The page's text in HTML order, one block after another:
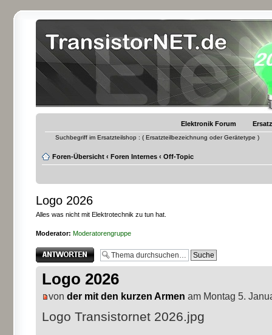
Elektronik Forum
Suchbegriff im Ersatzteilshop : ( Ersatzteilbezeichnung oder Gerätetype )
Foren-Übersicht ‹ Foren Internes ‹ Off-Topic
Logo 2026
Alles was nicht mit Elektrotechnik zu tun hat.
Moderator: Moderatorengruppe
Antwort erstellen
Logo 2026
von der mit den kurzen Armen am Montag 5.
Logo Transistornet 2026.jpg